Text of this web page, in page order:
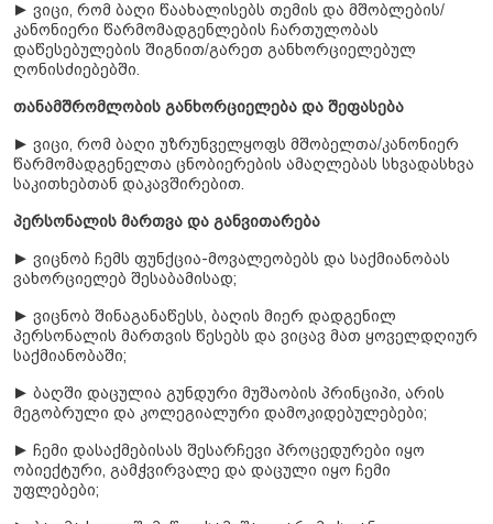
► ვიცი, რომ ბაღი წაახალისებს თემის და მშობლების/
კანონიერი წარმომადგენლების ჩართულობას
დაწესებულების შიგნით/გარეთ განხორციელებულ
ღონისძიებებში.
თანამშრომლობის განხორციელება და შეფასება
► ვიცი, რომ ბაღი უზრუნველყოფს მშობელთა/კანონიერ
წარმომადგენელთა ცნობიერების ამაღლებას სხვადასხვა
საკითხებთან დაკავშირებით.
პერსონალის მართვა და განვითარება
► ვიცნობ ჩემს ფუნქცია-მოვალეობებს და საქმიანობას
ვახორციელებ შესაბამისად;
► ვიცნობ შინაგანაწესს, ბაღის მიერ დადგენილ
პერსონალის მართვის წესებს და ვიცავ მათ ყოველდღიურ
საქმიანობაში;
► ბაღში დაცულია გუნდური მუშაობის პრინციპი, არის
მეგობრული და კოლეგიალური დამოკიდებულებები;
► ჩემი დასაქმებისას შესარჩევი პროცედურები იყო
ობიექტური, გამჭვირვალე და დაცული იყო ჩემი
უფლებები;